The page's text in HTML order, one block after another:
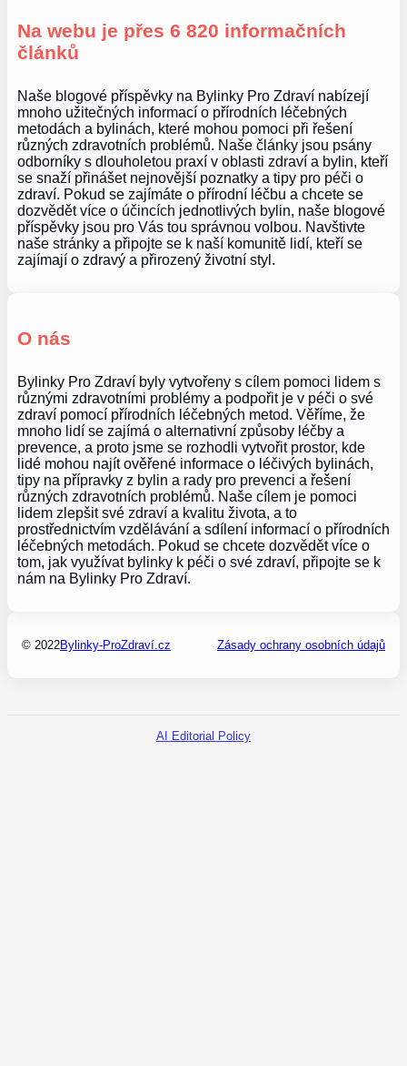
Na webu je přes 6 820 informačních
článků
Naše blogové příspěvky na Bylinky Pro Zdraví nabízejí
mnoho užitečných informací o přírodních léčebných
metodách a bylinách, které mohou pomoci při řešení
různých zdravotních problémů. Naše články jsou psány
odborníky s dlouholetou praxí v oblasti zdraví a bylin, kteří
se snaží přinášet nejnovější poznatky a tipy pro péči o
zdraví. Pokud se zajímáte o přírodní léčbu a chcete se
dozvědět více o účincích jednotlivých bylin, naše blogové
příspěvky jsou pro Vás tou správnou volbou. Navštivte
naše stránky a připojte se k naší komunitě lidí, kteří se
zajímají o zdravý a přirozený životní styl.
O nás
Bylinky Pro Zdraví byly vytvořeny s cílem pomoci lidem s
různými zdravotními problémy a podpořit je v péči o své
zdraví pomocí přírodních léčebných metod. Věříme, že
mnoho lidí se zajímá o alternativní způsoby léčby a
prevence, a proto jsme se rozhodli vytvořit prostor, kde
lidé mohou najít ověřené informace o léčivých bylinách,
tipy na přípravky z bylin a rady pro prevenci a řešení
různých zdravotních problémů. Naše cílem je pomoci
lidem zlepšit své zdraví a kvalitu života, a to
prostřednictvím vzdělávání a sdílení informací o přírodních
léčebných metodách. Pokud se chcete dozvědět více o
tom, jak využívat bylinky k péči o své zdraví, připojte se k
nám na Bylinky Pro Zdraví.
© 2022Bylinky-ProZdraví.cz Zásady ochrany osobních údajů
AI Editorial Policy